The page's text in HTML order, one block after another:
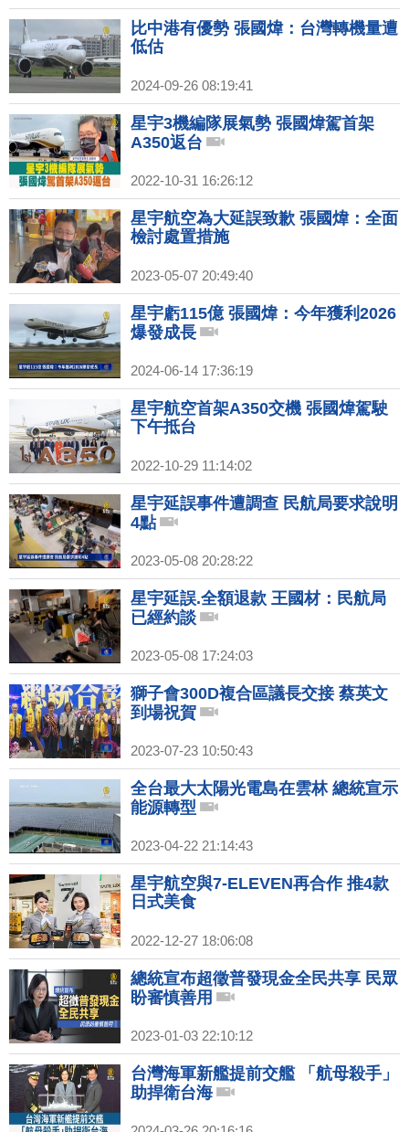
比中港有優勢 張國煒：台灣轉機量遭
低估
2024-09-26 08:19:41
星宇3機編隊展氣勢 張國煒駕首架
A350返台
2022-10-31 16:26:12
星宇航空為大延誤致歉 張國煒：全面
檢討處置措施
2023-05-07 20:49:40
星宇虧115億 張國煒：今年獲利2026
爆發成長
2024-06-14 17:36:19
星宇航空首架A350交機 張國煒駕駛
下午抵台
2022-10-29 11:14:02
星宇延誤事件遭調查 民航局要求說明
4點
2023-05-08 20:28:22
星宇延誤.全額退款 王國材：民航局
已經約談
2023-05-08 17:24:03
獅子會300D複合區議長交接 蔡英文
到場祝賀
2023-07-23 10:50:43
全台最大太陽光電島在雲林 總統宣示
能源轉型
2023-04-22 21:14:43
星宇航空與7-ELEVEN再合作 推4款
日式美食
2022-12-27 18:06:08
總統宣布超徵普發現金全民共享 民眾
盼審慎善用
2023-01-03 22:10:12
台灣海軍新艦提前交艦 「航母殺手」
助捍衛台海